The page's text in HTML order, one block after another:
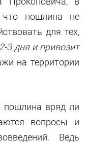
что пошлина не
для тех,
3 дня и привозит
на территории
пошлина вряд ли
вопросы и
Ведь